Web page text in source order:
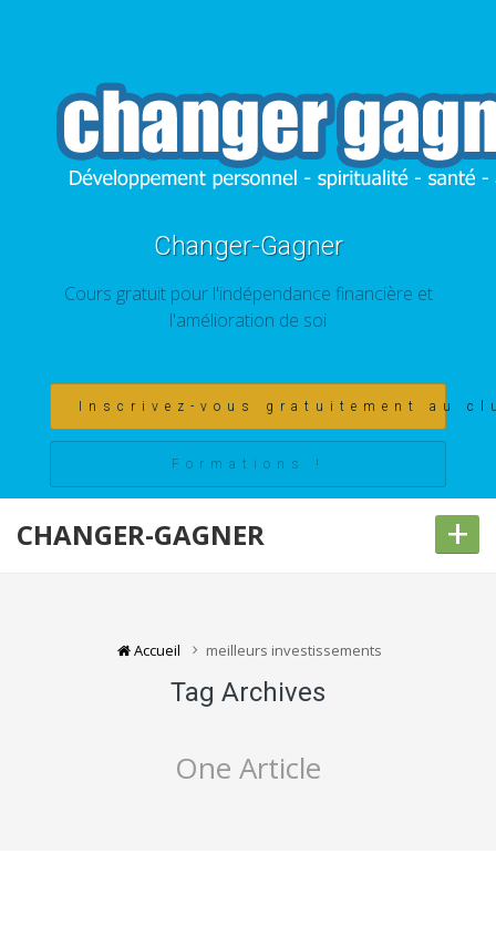
Changer-Gagner
Cours gratuit pour l'indépendance financière et
l'amélioration de soi
Inscrivez-vous gratuitement au
Formations !
CHANGER-GAGNER +
Accueil meilleurs investissements
Tag Archives
One Article